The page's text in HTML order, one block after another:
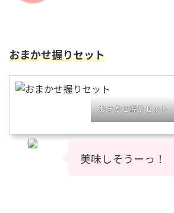
おまかせ握りセット
おまかせ握りセット
美味しそうーっ！